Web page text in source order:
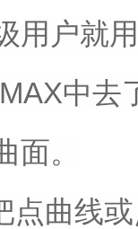
用户就
中去
。
曲线